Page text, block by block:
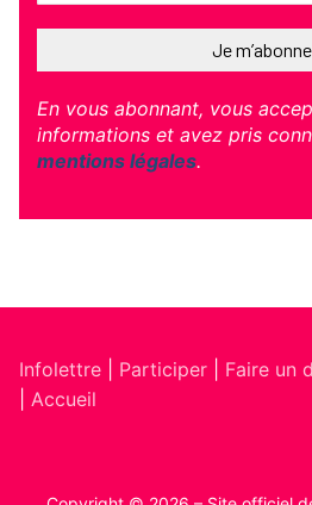
En vous abonnant, vous
informations et avez pris
mentions légales.
Infolettre Participer Faire un
Accueil